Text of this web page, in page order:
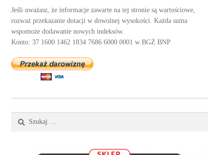
Jeśli uważasz, że informacje zawarte na tej stronie są wartościowe,
rozważ przekazanie dotacji w dowolnej wysokości. Każda suma
wspomoże dodawanie nowych indeksów.
Konto: 37 1600 1462 1834 7686 6000 0001 w BGŻ BNP